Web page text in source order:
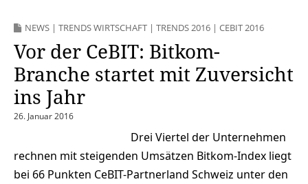
NEWS | TRENDS WIRTSCHAFT | TRENDS 2016 | CEBIT 2016
Vor der CeBIT: Bitkom-
Branche startet mit Zuversicht
ins Jahr
26. Januar 2016
Drei Viertel der Unternehmen
rechnen mit steigenden Umsätzen Bitkom-Index liegt
bei 66 Punkten CeBIT-Partnerland Schweiz unter den